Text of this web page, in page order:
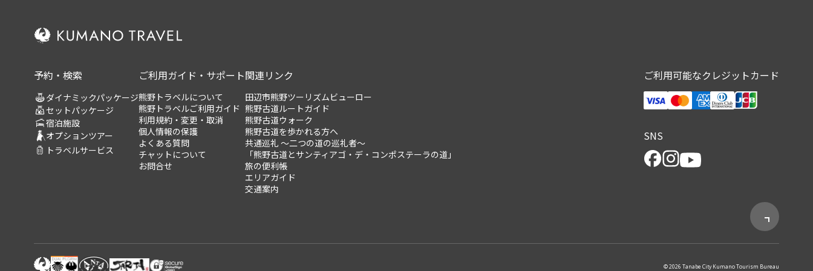
予約・検索
ダイナミックパッケージ
セットパッケージ
宿泊施設
オプションツアー
トラベルサービス
ご利用ガイド・サポート
熊野トラベルについて
熊野トラベルご利用ガイド
利用規約・変更・取消
個人情報の保護
よくある質問
チャットについて
お問合せ
関連リンク
田辺市熊野ツーリズムビューロー
熊野古道ルートガイド
熊野古道ウォーク
熊野古道を歩かれる方へ
共通巡礼 ～二つの道の巡礼者～
「熊野古道とサンティアゴ・デ・コンポステーラの道」
旅の便利帳
エリアガイド
交通案内
ご利用可能なクレジットカード
SNS
© 2026 Tanabe City Kumano Tourism Bureau